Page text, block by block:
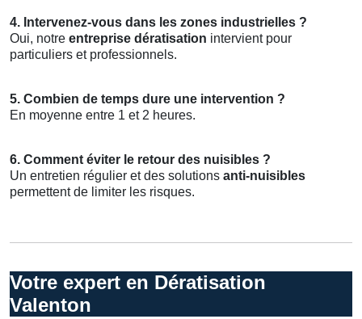
4. Intervenez-vous dans les zones industrielles ?
Oui, notre entreprise dératisation intervient pour
particuliers et professionnels.
5. Combien de temps dure une intervention ?
En moyenne entre 1 et 2 heures.
6. Comment éviter le retour des nuisibles ?
Un entretien régulier et des solutions anti-nuisibles
permettent de limiter les risques.
Votre expert en Dératisation
Valenton